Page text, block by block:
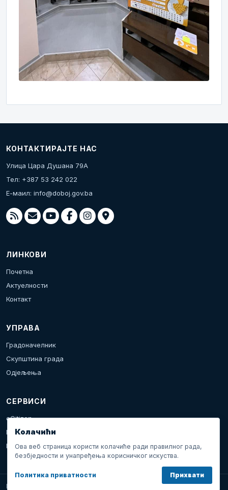
КОНТАКТИРАЈТЕ НАС
Улица Цара Душана 79А
Тел: +387 53 242 022
Е-маил: info@doboj.gov.ba
ЛИНКОВИ
Почетна
Актуелности
Контакт
УПРАВА
Градоначелник
Скупштина града
Одјељења
СЕРВИСИ
eCitizen
Пријава проблема
Календар дешавања
Град Добој © 2026. Сва права задржана.
Колачићи
Ова веб страница користи колачиће ради правилног рада,
безбједности и унапређења корисничког искуства.
Политика приватности Прихвати